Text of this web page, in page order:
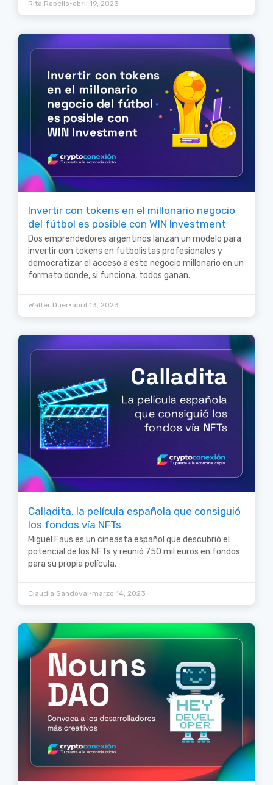
Rita Rabello•abril 19, 2023
Invertir con tokens en el millonario negocio
del fútbol es posible con WIN Investment
Dos emprendedores argentinos lanzan un modelo para
invertir con tokens en futbolistas profesionales y
democratizar el acceso a este negocio millonario en un
formato donde, si funciona, todos ganan.
Walter Duer•abril 13, 2023
Calladita, la película española que consiguió
los fondos vía NFTs
Miguel Faus es un cineasta español que descubrió el
potencial de los NFTs y reunió 750 mil euros en fondos
para su propia película.
Claudia Sandoval•marzo 14, 2023